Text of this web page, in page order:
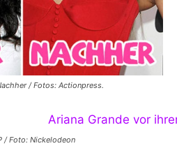
/ Fotos: Actionpress.
/ Foto: Nickelodeon